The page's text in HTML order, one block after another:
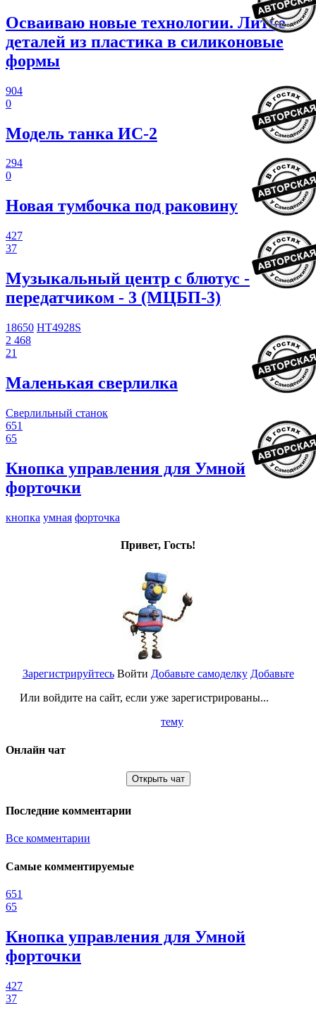
Осваиваю новые технологии. Литье
деталей из пластика в силиконовые
формы
904
0
Модель танка ИС-2
294
0
Новая тумбочка под раковину
427
37
Музыкальный центр с блютус -
передатчиком - 3 (МЦБП-3)
18650 HT4928S
2 468
21
Маленькая сверлилка
Сверлильный станок
651
65
Кнопка управления для Умной
форточки
кнопка умная форточка
Привет, Гость!
Зарегистрируйтесь
Или войдите на сайт, если уже зарегистрированы...
Войти Добавьте самоделку Добавьте
тему
Онлайн чат
Открыть чат
Последние комментарии
Все комментарии
Самые комментируемые
651
65
Кнопка управления для Умной
форточки
427
37